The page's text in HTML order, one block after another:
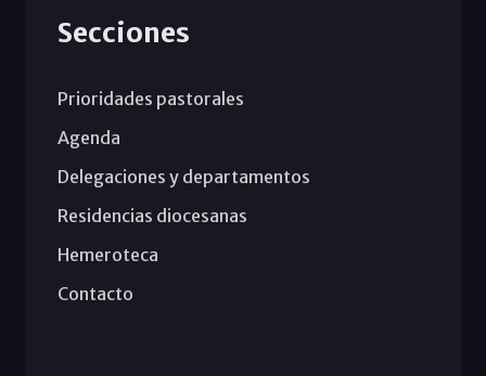
Secciones
Prioridades pastorales
Agenda
Delegaciones y departamentos
Residencias diocesanas
Hemeroteca
Contacto